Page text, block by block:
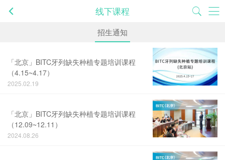
线下课程
招生通知
「北京」BITC牙列缺失种植专题培训课程
（4.15~4.17）
2025.02.19
「北京」BITC牙列缺失种植专题培训课程
（12.09~12.11）
2024.08.26